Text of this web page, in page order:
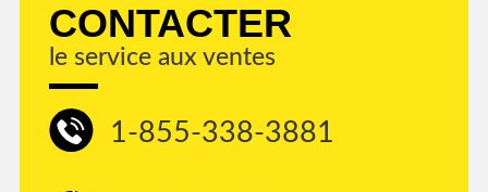
CONTACTER
le service aux ventes
1-855-338-3881